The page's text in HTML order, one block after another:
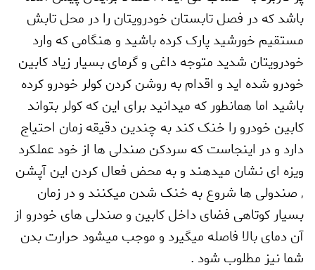
باشد که در فصل تابستان خودرویتان را در محل تابش
مستقیم خورشید پارک کرده باشید و هنگامی که وارد
خودرویتان شدید متوجه داغی و گرمای بسیار زیاد کابین
خودرو شده اید و اقدام به روشن کردن کولر خودرو کرده
باشید اما همانطور که میدانید برای این که کولر بتواند
کابین خودرو را خنک کند به چندین دقیقه زمان احتیاج
دارد و در اینجاست که سردکن صندلی ها از خود عملکرد
ویزه ای نشان میدهند و به محض فعال کردن این آپشن
,صندولی ها شروع به خنک شدن میکنند و در زمان
بسیار کوتاهی فضای داخل کابین و صندلی های خودرو از
آن دمای بالا فاصله میگیرد و موجب میشود حرارت بدن
شما نیز مطلوب شود .